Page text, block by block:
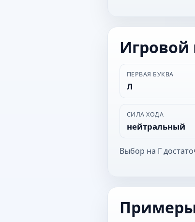
ПЕРВАЯ БУКВА
Л
СИЛА ХОДА
нейтральный
Выбор на Г